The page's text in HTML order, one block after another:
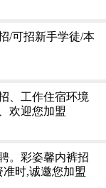
/可招新手学徒/本
、工作住宿环境
欢迎您加盟
。彩姿馨内裤招
时,诚邀您加盟